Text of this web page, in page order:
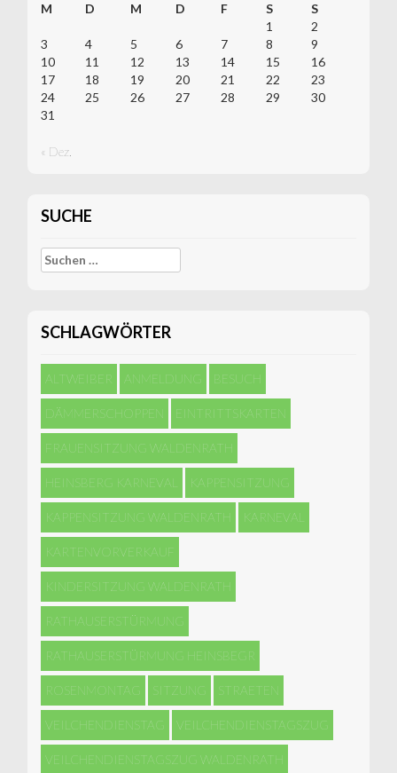
M
D M D F S
S
1
2
3
4 5 6 7 8
9
10
11 12 13 14 15
16
17
18 19 20 21 22
23
24
25 26 27 28 29
30
31
« Dez.
SUCHE
Suchen
nach:
SCHLAGWÖRTER
ALTWEIBER ANMELDUNG BESUCH
DÄMMERSCHOPPEN EINTRITTSKARTEN
FRAUENSITZUNG WALDENRATH
HEINSBERG KARNEVAL KAPPENSITZUNG
KAPPENSITZUNG WALDENRATH KARNEVAL
KARTENVORVERKAUF
KINDERSITZUNG WALDENRATH
RATHAUSERSTÜRMUNG
RATHAUSERSTÜRMUNG HEINSBEGR
ROSENMONTAG SITZUNG STRAETEN
VEILCHENDIENSTAG VEILCHENDIENSTAGSZUG
VEILCHENDIENSTAGSZUG WALDENRATH